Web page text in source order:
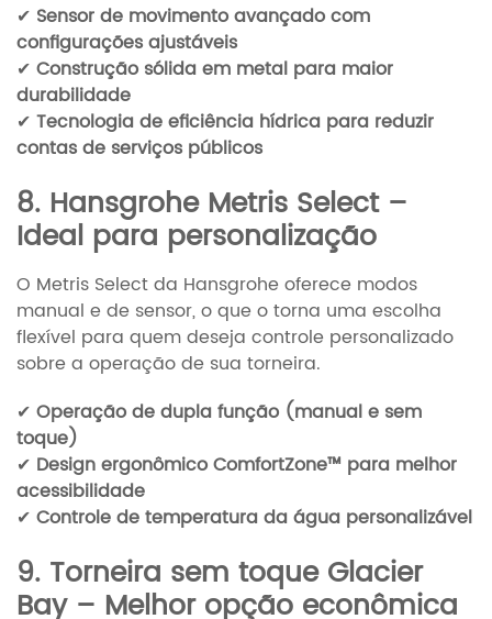
✔ Sensor de movimento avançado com
configurações ajustáveis
✔ Construção sólida em metal para maior
durabilidade
✔ Tecnologia de eficiência hídrica para reduzir
contas de serviços públicos
8. Hansgrohe Metris Select –
Ideal para personalização
O Metris Select da Hansgrohe oferece modos
manual e de sensor, o que o torna uma escolha
flexível para quem deseja controle personalizado
sobre a operação de sua torneira.
✔ Operação de dupla função (manual e sem
toque)
✔ Design ergonômico ComfortZone™ para melhor
acessibilidade
✔ Controle de temperatura da água personalizável
9. Torneira sem toque Glacier
Bay – Melhor opção econômica